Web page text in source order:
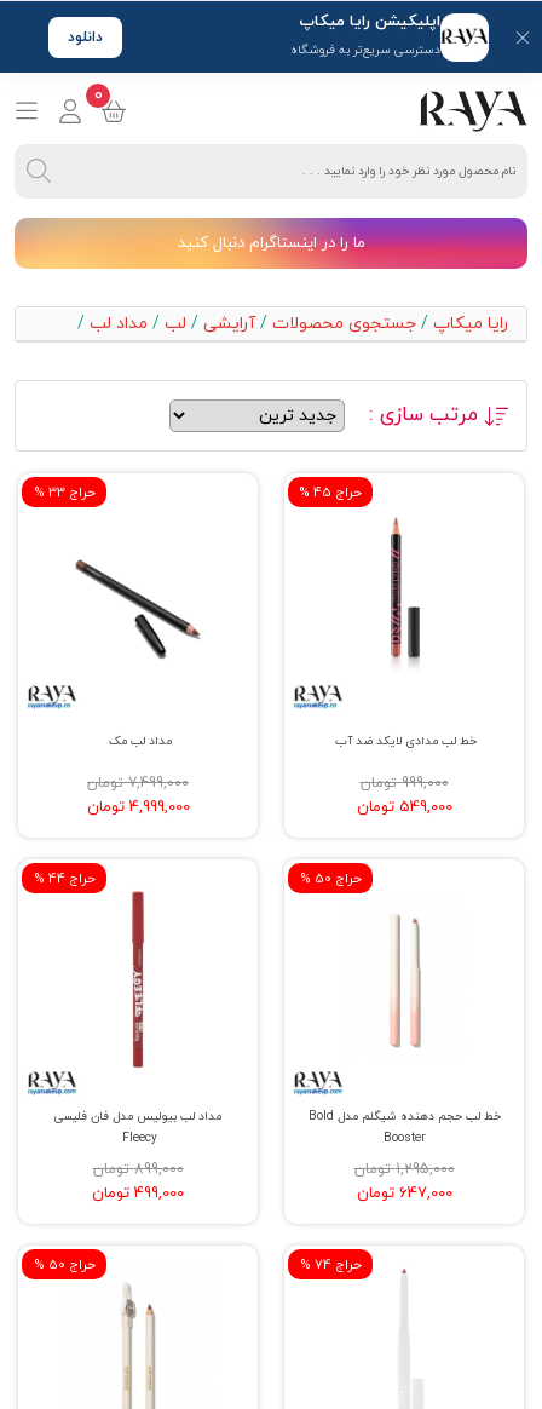
اپلیکیشن رایا میکاپ
دسترسی سریع‌تر به فروشگاه
دانلود
0
ما را در اینستاگرام دنبال کنید
رایا میکاپ / جستجوی محصولات /آرایشی / لب / مداد لب /
مرتب سازی :
% حراج 45
خط لب مدادی لایکد ضد آب
999,000 تومان
549,000 تومان
% حراج 33
مداد لب مک
7,499,000 تومان
4,999,000 تومان
% حراج 50
خط لب حجم دهنده شیگلم مدل Bold
Booster
1,295,000 تومان
647,000 تومان
% حراج 44
مداد لب بیولیس مدل فان فلیسی
Fleecy
899,000 تومان
499,000 تومان
% حراج 74 % حراج 50